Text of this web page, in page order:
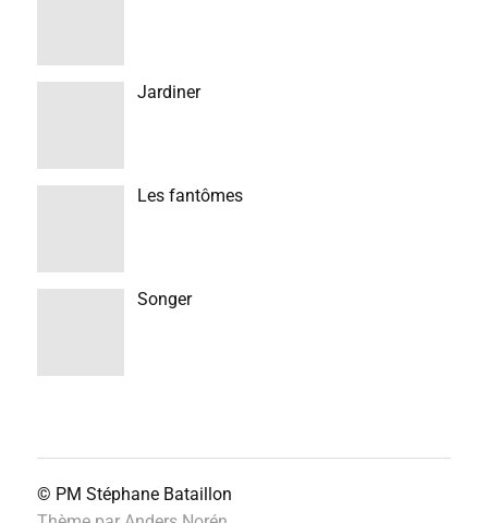
Jardiner
Les fantômes
Songer
© PM Stéphane Bataillon